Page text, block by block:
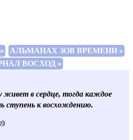
АЛЬМАНАХ ЗОВ ВРЕМЕНИ »
ВОСХОД »
живет в сердце, тогда каждое
ступень к восхождению.